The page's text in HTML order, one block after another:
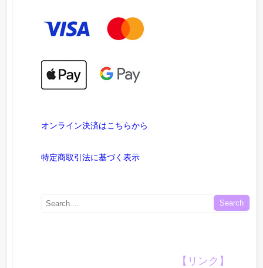
オンライン決済はこちらから
特定商取引法に基づく表示
【リンク】